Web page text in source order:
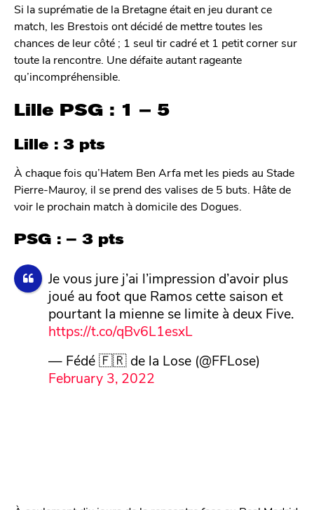
Si la suprématie de la Bretagne était en jeu durant ce
match, les Brestois ont décidé de mettre toutes les
chances de leur côté ; 1 seul tir cadré et 1 petit corner sur
toute la rencontre. Une défaite autant rageante
qu’incompréhensible.
Lille PSG : 1 – 5
Lille : 3 pts
À chaque fois qu’Hatem Ben Arfa met les pieds au Stade
Pierre-Mauroy, il se prend des valises de 5 buts. Hâte de
voir le prochain match à domicile des Dogues.
PSG : – 3 pts
Je vous jure j’ai l’impression d’avoir plus
joué au foot que Ramos cette saison et
pourtant la mienne se limite à deux Five.
https://t.co/qBv6L1esxL
— Fédé 🇫🇷 de la Lose (@FFLose)
February 3, 2022